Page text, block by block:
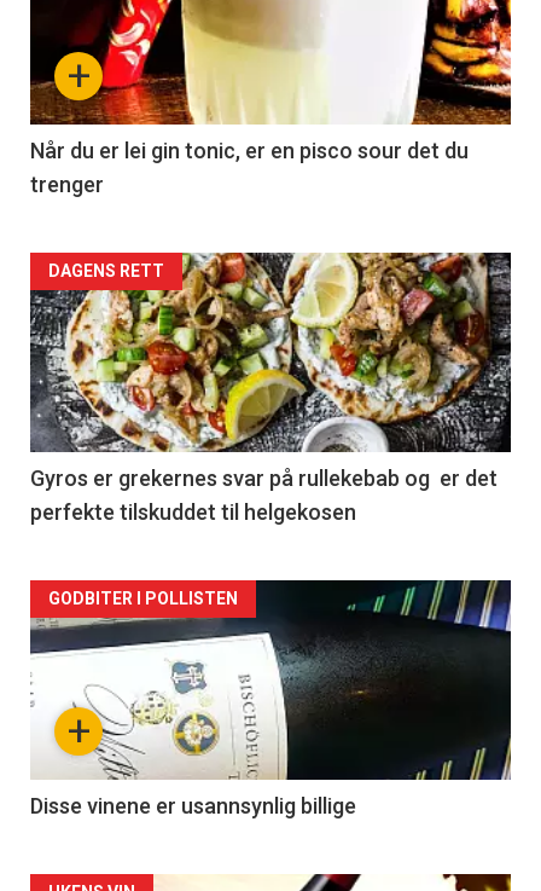
+
Når du er lei gin tonic, er en pisco sour det du
trenger
Forsiden
akkurat
nå
-
2
DAGENS RETT
Gyros er grekernes svar på rullekebab og er det
perfekte tilskuddet til helgekosen
Forsiden
akkurat
nå
3
+
GODBITER I POLLISTEN
Disse vinene er usannsynlig billige